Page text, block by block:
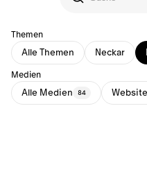
Themen
Alle Themen Neckar
Medien
Alle Medien 84 Website